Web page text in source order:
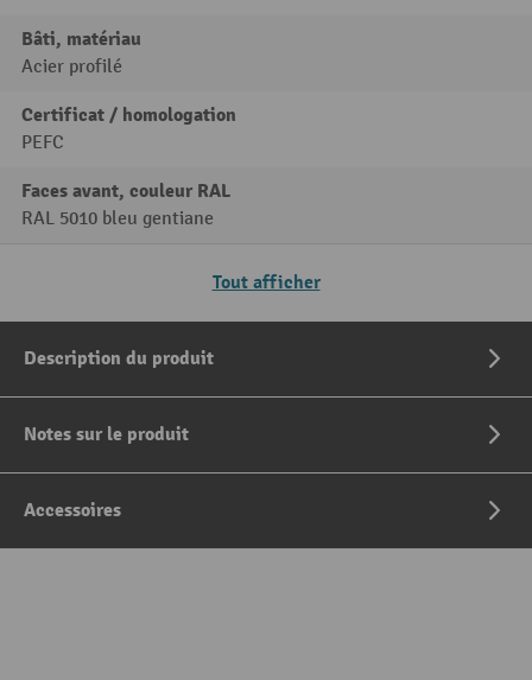
Bâti, matériau
Acier profilé
Certificat / homologation
PEFC
Faces avant, couleur RAL
RAL 5010 bleu gentiane
Tout afficher
Description du produit
Notes sur le produit
Accessoires